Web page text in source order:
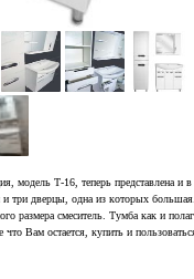
модель Т-16, теперь представлена и
три дверцы, одна из которых
размера смеситель. Тумба как и
что Вам остается, купить и